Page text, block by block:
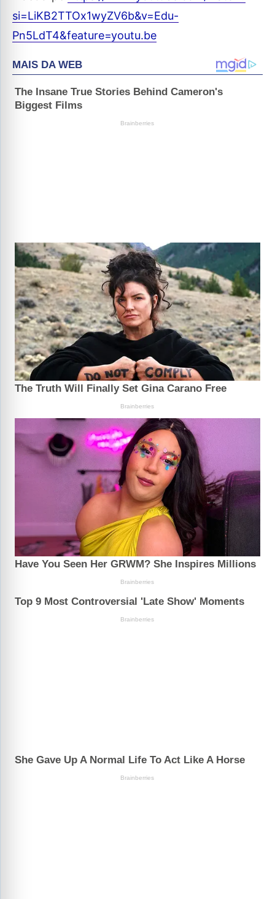
si=LiKB2TTOx1wyZV6b&v=Edu-
Pn5LdT4&feature=youtu.be